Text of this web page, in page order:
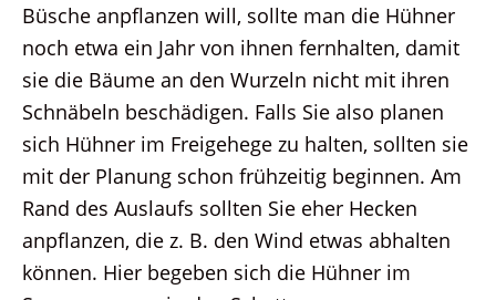
Büsche anpflanzen will, sollte man die Hühner
noch etwa ein Jahr von ihnen fernhalten, damit
sie die Bäume an den Wurzeln nicht mit ihren
Schnäbeln beschädigen. Falls Sie also planen
sich Hühner im Freigehege zu halten, sollten sie
mit der Planung schon frühzeitig beginnen. Am
Rand des Auslaufs sollten Sie eher Hecken
anpflanzen, die z. B. den Wind etwas abhalten
können. Hier begeben sich die Hühner im